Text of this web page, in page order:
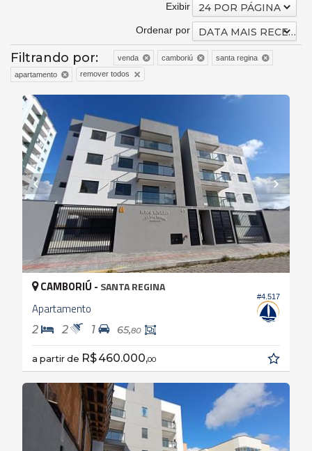
Exibir 24 POR PÁGINA
Ordenar por DATA MAIS RECENTE
Filtrando por: venda camboriú
santa regina
apartamento
remover todos
#4.517
CAMBORIÚ - SANTA REGINA
Apartamento
2 2 1 65,80
a partir de R$ 460.000,00